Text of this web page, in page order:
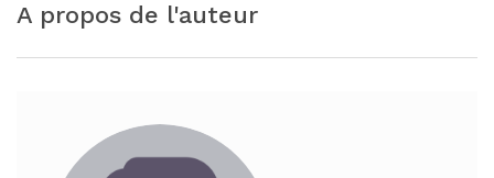
A propos de l'auteur